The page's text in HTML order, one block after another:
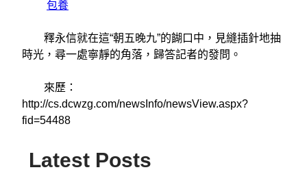
包養
釋永信就在這“朝五晚九”的餬口中，見縫插針地抽
時光，尋一處寧靜的角落，歸答記者的發問。
來歷：
http://cs.dcwzg.com/newsInfo/newsView.aspx?
fid=54488
Latest Posts